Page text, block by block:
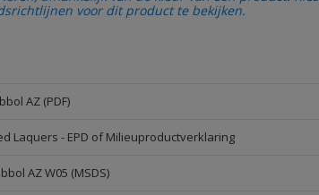
voor dit product te bekijken.
AZ (PDF)
Laquers - EPD of Milieuproductverklaring
AZ W05 (MSDS)